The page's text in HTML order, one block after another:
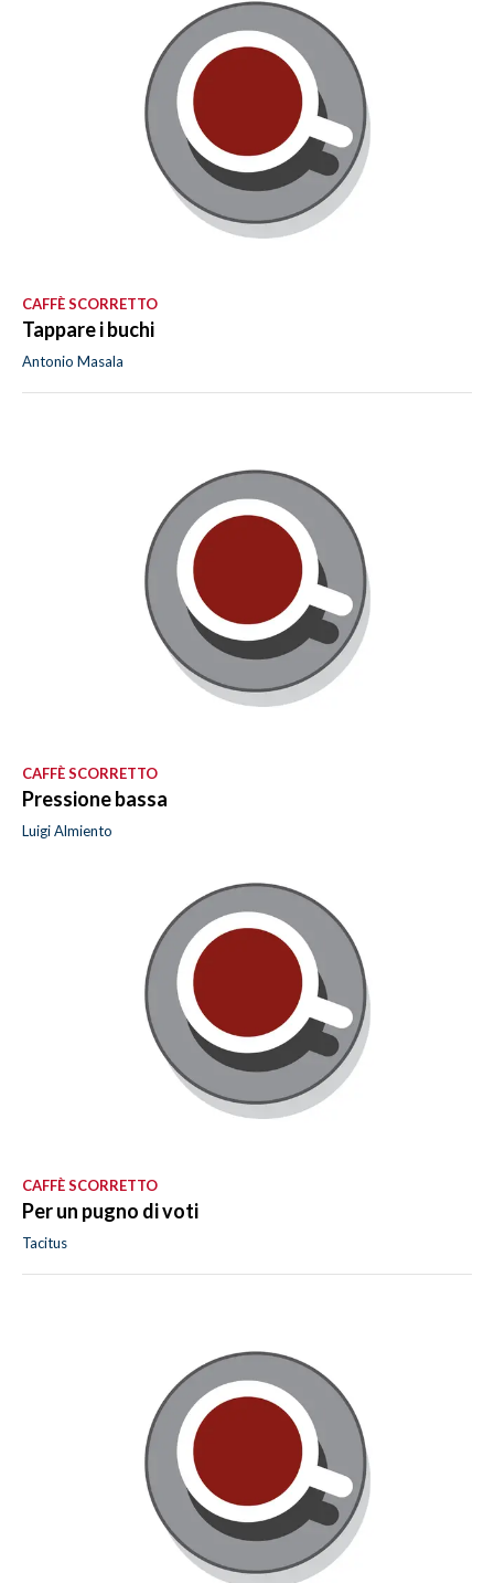
CAFFÈ SCORRETTO
Tappare i buchi
Antonio Masala
CAFFÈ SCORRETTO
Pressione bassa
Luigi Almiento
CAFFÈ SCORRETTO
Per un pugno di voti
Tacitus